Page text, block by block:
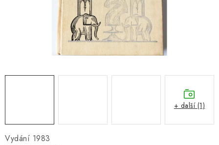
ŠACHOVÝ MERCH
VÝPRODEJ
FAQ
Vydání 1983
+ další (1)